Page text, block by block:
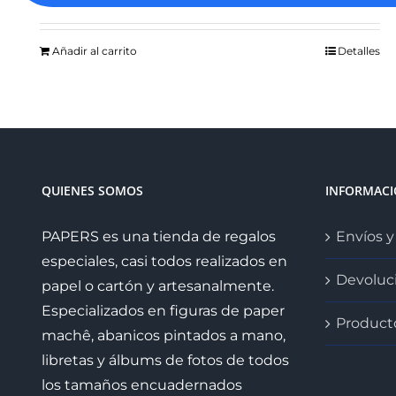
precio
original
era:
precio
actual
es:
Añadir al carrito Detalles
QUIENES SOMOS
PAPERS es una tienda de regalos
especiales, casi todos realizados en
papel o cartón y artesanalmente.
Especializados en figuras de paper
machê, abanicos pintados a mano,
libretas y álbums de fotos de todos
los tamaños encuadernados
Envíos